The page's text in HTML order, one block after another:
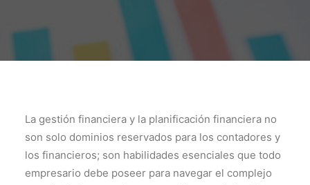
La gestión financiera y la planificación financiera no
son solo dominios reservados para los contadores y
los financieros; son habilidades esenciales que todo
empresario debe poseer para navegar el complejo